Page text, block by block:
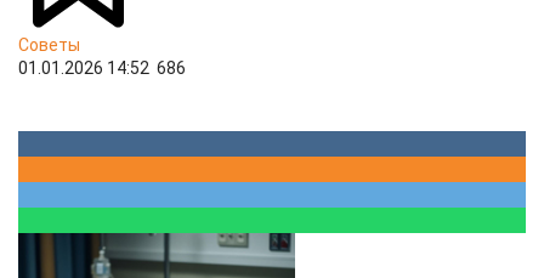
Советы
01.01.2026 14:52 686